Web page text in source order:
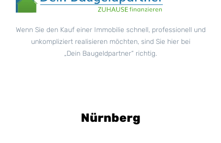
Wenn Sie den Kauf einer Immobilie schnell, professionell und
unkompliziert realisieren möchten, sind Sie hier bei
„Dein Baugeldpartner“ richtig.
Nürnberg